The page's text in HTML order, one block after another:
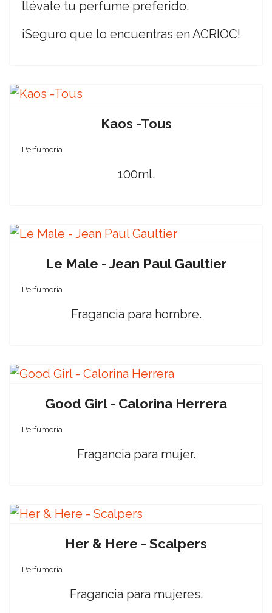
llévate tu perfume preferido.
¡Seguro que lo encuentras en ACRIOC!
Kaos -Tous
Perfumería
100ml.
Le Male - Jean Paul Gaultier
Perfumería
Fragancia para hombre.
Good Girl - Calorina Herrera
Perfumería
Fragancia para mujer.
Her & Here - Scalpers
Perfumería
Fragancia para mujeres.